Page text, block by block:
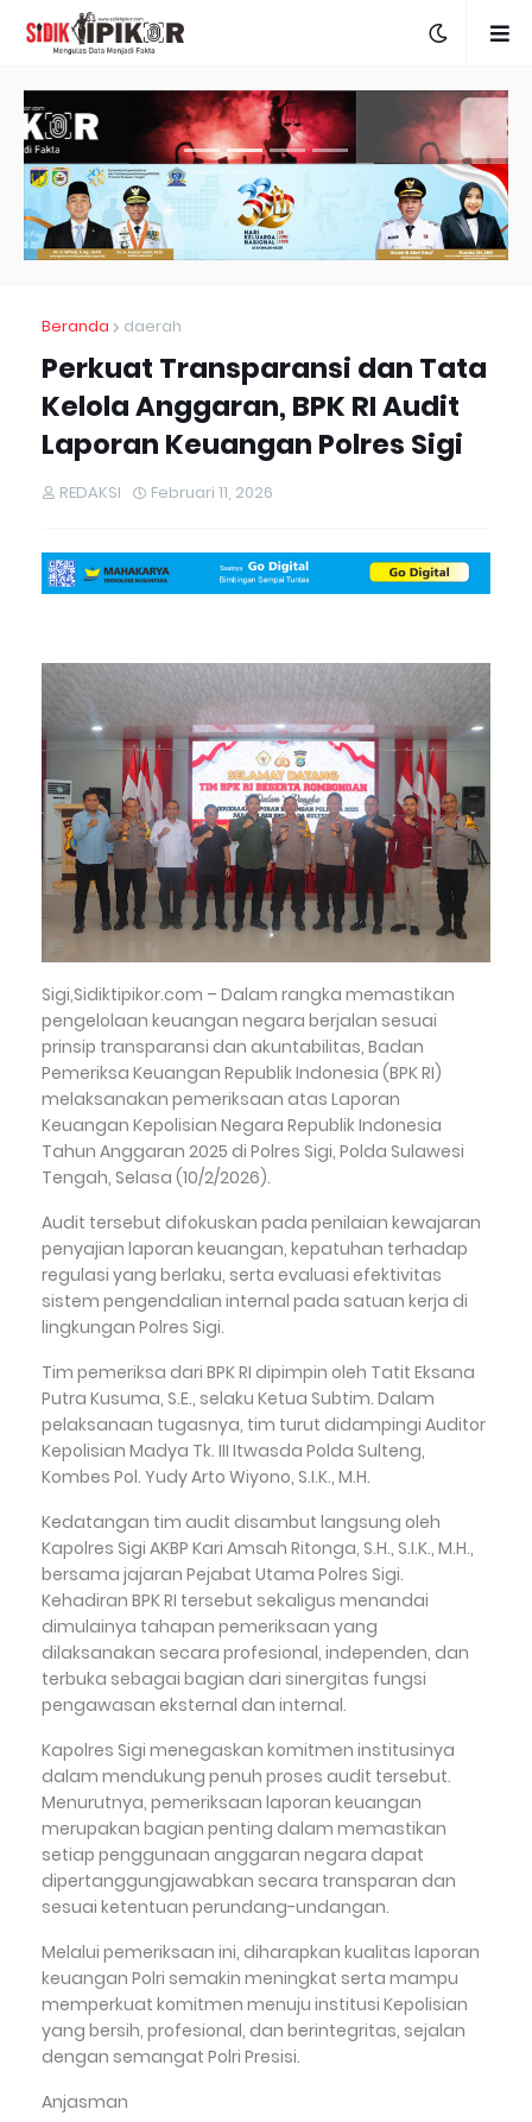
Beranda daerah
Perkuat Transparansi dan Tata
Kelola Anggaran, BPK RI Audit
Laporan Keuangan Polres Sigi
REDAKSI Februari 11, 2026
Sigi,Sidiktipikor.com – Dalam rangka memastikan
pengelolaan keuangan negara berjalan sesuai
prinsip transparansi dan akuntabilitas, Badan
Pemeriksa Keuangan Republik Indonesia (BPK RI)
melaksanakan pemeriksaan atas Laporan
Keuangan Kepolisian Negara Republik Indonesia
Tahun Anggaran 2025 di Polres Sigi, Polda Sulawesi
Tengah, Selasa (10/2/2026).
Audit tersebut difokuskan pada penilaian kewajaran
penyajian laporan keuangan, kepatuhan terhadap
regulasi yang berlaku, serta evaluasi efektivitas
sistem pengendalian internal pada satuan kerja di
lingkungan Polres Sigi.
Tim pemeriksa dari BPK RI dipimpin oleh Tatit Eksana
Putra Kusuma, S.E., selaku Ketua Subtim. Dalam
pelaksanaan tugasnya, tim turut didampingi Auditor
Kepolisian Madya Tk. III Itwasda Polda Sulteng,
Kombes Pol. Yudy Arto Wiyono, S.I.K., M.H.
Kedatangan tim audit disambut langsung oleh
Kapolres Sigi AKBP Kari Amsah Ritonga, S.H., S.I.K., M.H.,
bersama jajaran Pejabat Utama Polres Sigi.
Kehadiran BPK RI tersebut sekaligus menandai
dimulainya tahapan pemeriksaan yang
dilaksanakan secara profesional, independen, dan
terbuka sebagai bagian dari sinergitas fungsi
pengawasan eksternal dan internal.
Kapolres Sigi menegaskan komitmen institusinya
dalam mendukung penuh proses audit tersebut.
Menurutnya, pemeriksaan laporan keuangan
merupakan bagian penting dalam memastikan
setiap penggunaan anggaran negara dapat
dipertanggungjawabkan secara transparan dan
sesuai ketentuan perundang-undangan.
Melalui pemeriksaan ini, diharapkan kualitas laporan
keuangan Polri semakin meningkat serta mampu
memperkuat komitmen menuju institusi Kepolisian
yang bersih, profesional, dan berintegritas, sejalan
dengan semangat Polri Presisi.
Anjasman